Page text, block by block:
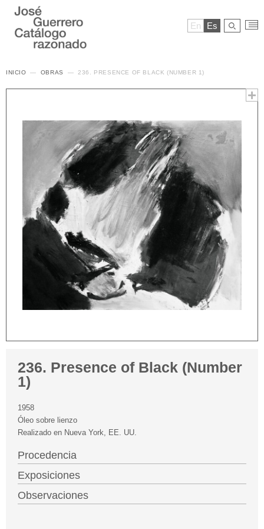
En Es
INICIO OBRAS 236. PRESENCE OF BLACK (NUMBER 1)
236. Presence of Black (Number
1)
1958
Óleo sobre lienzo
Realizado en Nueva York, EE. UU.
Procedencia
Exposiciones
Observaciones